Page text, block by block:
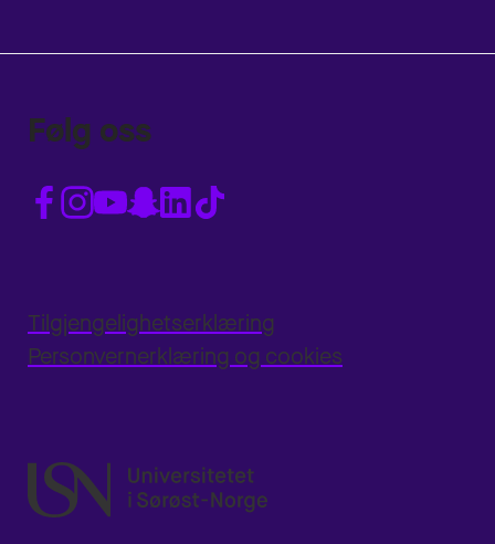
Følg oss
Tilgjengelighetserklæring
Personvernerklæring og cookies